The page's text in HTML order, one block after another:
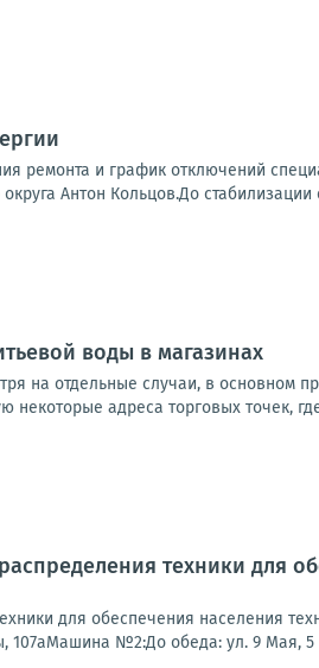
и график отключений
Антон Кольцов.До стабилизации
воды в магазинах
на отдельные случаи, в основном
некоторые адреса торговых точек,
техники для
для обеспечения населения
107аМашина №2:До обеда: ул. 9 Мая, 5